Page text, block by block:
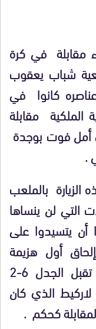
مقابلة في كرة
شباب يعقوب
كانوا في
مقابلة
أمل فوت بوجدة
.
ه الزيارة بالملعب
التي لن ينساها
يتسيدوا على
أول هزيمة
للأكاديمية بعقر دارها بنتيجة لا تقبل الجدل 6-2
الذي كان
كحكم .